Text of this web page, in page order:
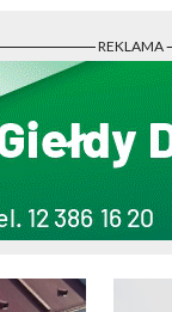
- REKLAMA -